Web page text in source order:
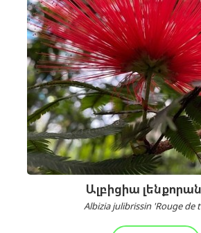
Ալբիցիա
Albizia julibrissin 'Rouge de